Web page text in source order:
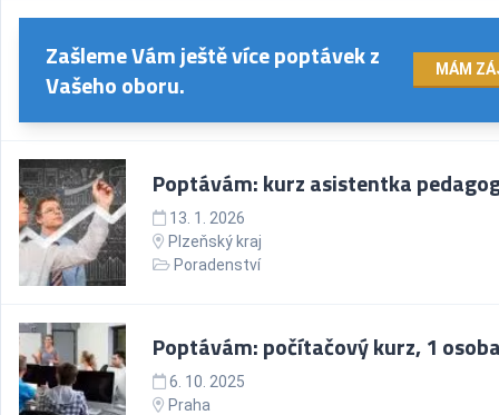
Zašleme Vám ještě více poptávek z
Vašeho oboru.
MÁM
Poptávám: kurz asistentka
13. 1. 2026
Plzeňský kraj
Poradenství
Poptávám: počítačový kurz, 1
6. 10. 2025
Praha